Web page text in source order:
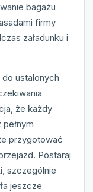
bagażu
firmy
załadunku i
ustalonych
że każdy
przygotować
Postaraj
szczególnie
jeszcze